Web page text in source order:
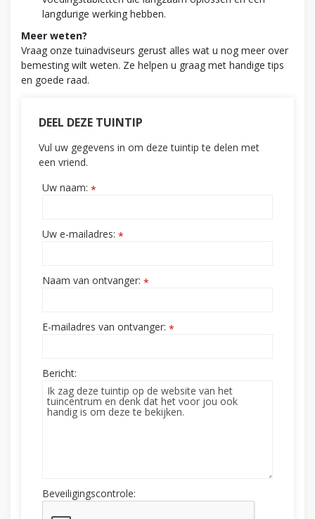
langdurige werking hebben.
Meer weten?
Vraag onze tuinadviseurs gerust alles wat u nog meer over
bemesting wilt weten. Ze helpen u graag met handige tips
en goede raad.
DEEL DEZE TUINTIP
Vul uw gegevens in om deze tuintip te delen met
een vriend.
Uw naam: *
Uw e-mailadres: *
Naam van ontvanger: *
E-mailadres van ontvanger: *
Bericht:
Beveiligingscontrole: